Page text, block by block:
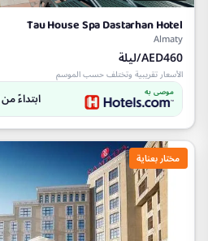
Tau House Spa Dastarhan Hotel
Almaty
AED460/ليلة
الأسعار تقريبية وتختلف حسب الموسم
موصى به ابتداءً من AED460
مختار بعناية